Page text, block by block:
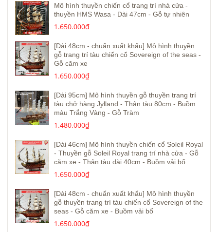
Mô hình thuyền chiến cổ trang trí nhà cửa -
thuyền HMS Wasa - Dài 47cm - Gỗ tự nhiên
1.650.000₫
[Dài 48cm - chuẩn xuất khẩu] Mô hình thuyền
gỗ trang trí tàu chiến cổ Sovereign of the seas -
Gỗ căm xe
1.650.000₫
[Dài 95cm] Mô hình thuyền gỗ thuyền trang trí
tàu chở hàng Jylland - Thân tàu 80cm - Buồm
màu Trắng Vàng - Gỗ Tràm
1.480.000₫
[Dài 46cm] Mô hình thuyền chiến cổ Soleil Royal
- Thuyền gỗ Soleil Royal trang trí nhà cửa - Gỗ
căm xe - Thân tàu dài 40cm - Buồm vải bố
1.650.000₫
[Dài 48cm - chuẩn xuất khẩu] Mô hình thuyền
gỗ thuyền trang trí tàu chiến cổ Sovereign of the
seas - Gỗ căm xe - Buồm vải bố
1.650.000₫